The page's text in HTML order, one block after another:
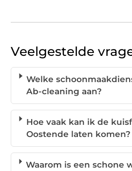
Veelgestelde
Welke
Ab-cleaning aan?
Hoe vaak kan ik de
Oostende laten komen?
Waarom is een schone